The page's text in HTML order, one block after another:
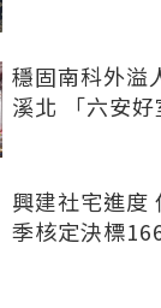
穩固南科外
溪北 「六安
興建社宅進度
季核定決標